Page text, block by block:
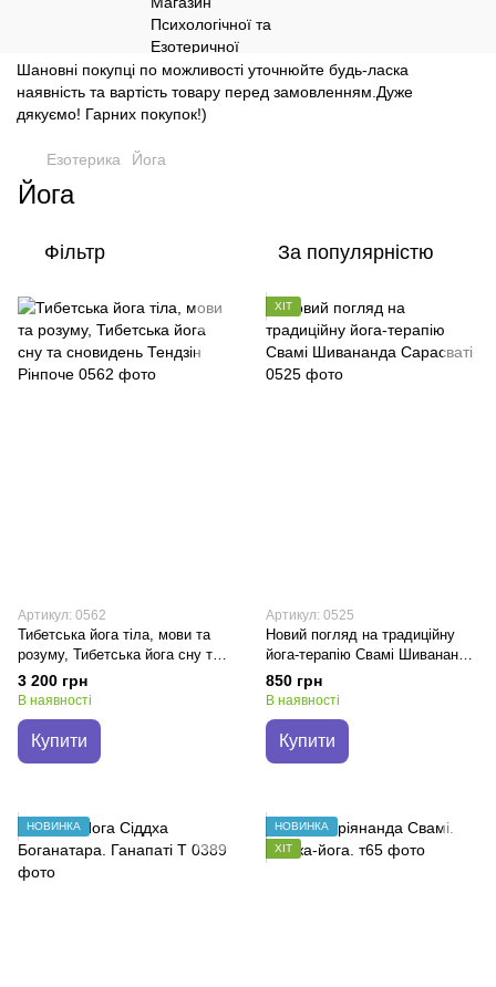
Шановні покупці по можливості уточнюйте будь-ласка
наявність та вартість товару перед замовленням.Дуже
дякуємо! Гарних покупок!)
Езотерика Йога
Йога
Фільтр За популярністю
Артикул: 0562
Тибетська йога тіла, мови та
розуму, Тибетська йога сну та
сновидень Тендзін Рінпоче
3 200 грн
В наявності
Купити
ХІТ
Артикул: 0525
Новий погляд на традиційну
йога-терапію Свамі Шивананда
Сарасваті
850 грн
В наявності
Купити
НОВИНКА
НОВИНКА
ХІТ